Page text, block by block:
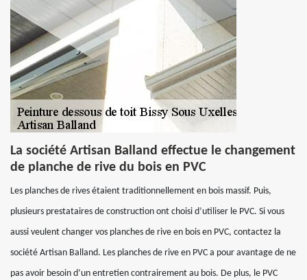
La société Artisan Balland effectue le changement
de planche de rive du bois en PVC
Les planches de rives étaient traditionnellement en bois massif. Puis,
plusieurs prestataires de construction ont choisi d’utiliser le PVC. Si vous
aussi veulent changer vos planches de rive en bois en PVC, contactez la
société Artisan Balland. Les planches de rive en PVC a pour avantage de ne
pas avoir besoin d’un entretien contrairement au bois. De plus, le PVC